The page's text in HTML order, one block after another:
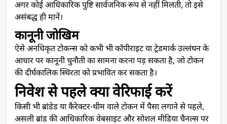
अगर कोई आधिकारिक पुष्टि सार्वजनिक रूप से नहीं मिलती, तो इसे
असंबद्ध ही मानें।
कानूनी जोखिम
ऐसे अनधिकृत टोकन्स को कभी भी कॉपीराइट या ट्रेडमार्क उल्लंघन के
आधार पर कानूनी चुनौती का सामना करना पड़ सकता है, जो टोकन
की दीर्घकालिक स्थिरता को प्रभावित कर सकता है।
निवेश से पहले क्या वेरिफाई करें
किसी भी ब्रांडेड या कैरेक्टर-थीम वाले टोकन में पैसा लगाने से पहले,
असली ब्रांड की आधिकारिक वेबसाइट और सोशल मीडिया चैनल्स पर